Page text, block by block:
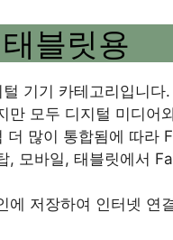
블릿용
기기 카테고리입니다.
만 모두 디지털 미디어
더 많이 통합됨에 따라
, 모바일, 태블릿에서
에 저장하여 인터넷 연